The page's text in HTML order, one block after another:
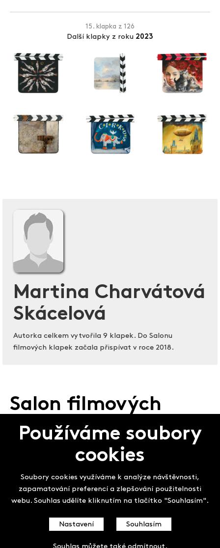
15. klapka z 126
Další klapky z roku 2023
Martina Charvátová
Skácelová
Autorka celkem vytvořila 9 klapek. Do Salonu
filmových klapek začala přispívat v roce 2018.
Salon filmových
klapek
Používáme soubory
cookies
Soubory cookies využíváme k analýze návštěvnosti,
zapamatování preferencí a zlepšování použitelnosti
webu. Souhlas udělíte kliknutím na tlačítko "Souhlasím".
Nastavení Souhlasím